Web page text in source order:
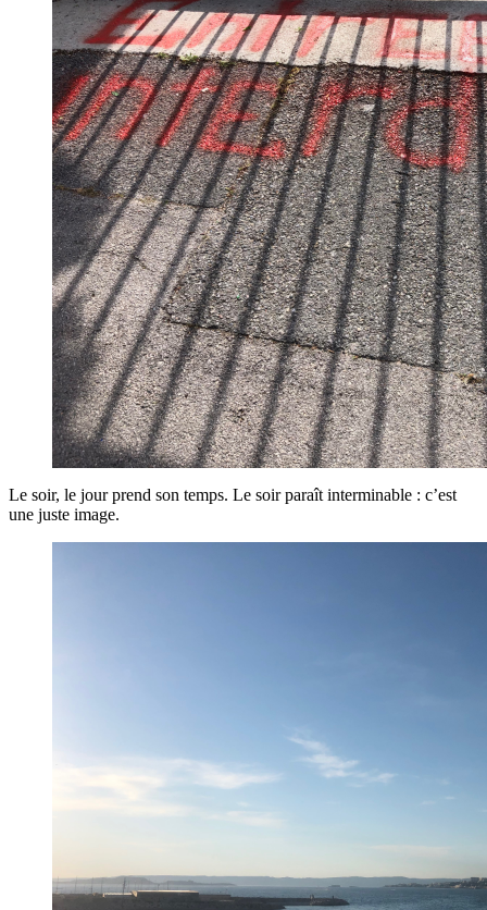
Le soir, le jour prend son temps. Le soir paraît interminable : c’est
une juste image.